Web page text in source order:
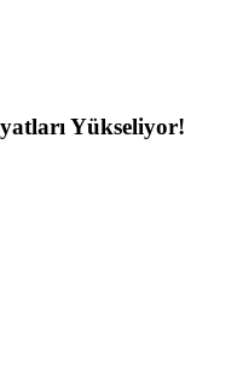
Yükseliyor!